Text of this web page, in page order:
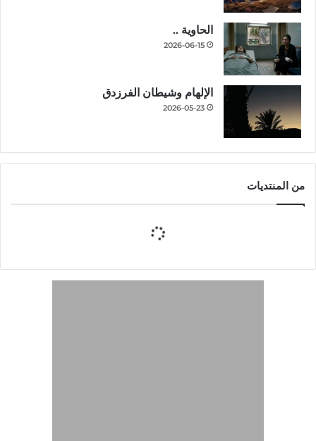
الحاوية ..
2026-06-15
الإلهام وشيطان الفرزدق
2026-05-23
من المنتديات